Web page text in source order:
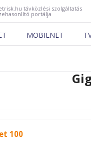
távközlési szolgáltatás
portálja
MOBILNET
100